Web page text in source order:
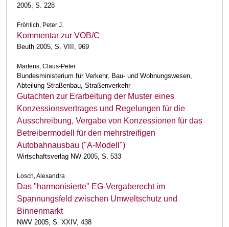
2005, S. 228
Fröhlich, Peter J.
Kommentar zur VOB/C
Beuth 2005, S. VIII, 969
Martens, Claus-Peter
Bundesministerium für Verkehr, Bau- und Wohnungswesen,
Abteilung Straßenbau, Straßenverkehr
Gutachten zur Erarbeitung der Muster eines
Konzessionsvertrages und Regelungen für die
Ausschreibung, Vergabe von Konzessionen für das
Betreibermodell für den mehrstreifigen
Autobahnausbau ("A-Modell")
Wirtschaftsverlag NW 2005, S. 533
Losch, Alexandra
Das "harmonisierte" EG-Vergaberecht im
Spannungsfeld zwischen Umweltschutz und
Binnenmarkt
NWV 2005, S. XXIV, 438